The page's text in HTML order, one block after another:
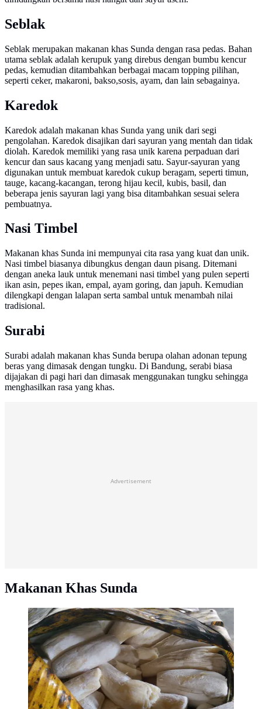
Seblak
Seblak merupakan makanan khas Sunda dengan rasa pedas. Bahan
utama seblak adalah kerupuk yang direbus dengan bumbu kencur
pedas, kemudian ditambahkan berbagai macam topping pilihan,
seperti ceker, makaroni, bakso,sosis, ayam, dan lain sebagainya.
Karedok
Karedok adalah makanan khas Sunda yang unik dari segi
pengolahan. Karedok disajikan dari sayuran yang mentah dan tidak
diolah. Karedok memiliki yang rasa unik karena perpaduan dari
kencur dan saus kacang yang menjadi satu. Sayur-sayuran yang
digunakan untuk membuat karedok cukup beragam, seperti timun,
tauge, kacang-kacangan, terong hijau kecil, kubis, basil, dan
beberapa jenis sayuran lagi yang bisa ditambahkan sesuai selera
pembuatnya.
Nasi Timbel
Makanan khas Sunda ini mempunyai cita rasa yang kuat dan unik.
Nasi timbel biasanya dibungkus dengan daun pisang. Ditemani
dengan aneka lauk untuk menemani nasi timbel yang pulen seperti
ikan asin, pepes ikan, empal, ayam goring, dan japuh. Kemudian
dilengkapi dengan lalapan serta sambal untuk menambah nilai
tradisional.
Surabi
Surabi adalah makanan khas Sunda berupa olahan adonan tepung
beras yang dimasak dengan tungku. Di Bandung, serabi biasa
dijajakan di pagi hari dan dimasak menggunakan tungku sehingga
menghasilkan rasa yang khas.
Advertisement
Makanan Khas Sunda